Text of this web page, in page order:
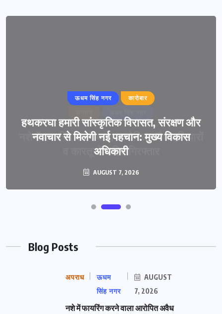
ऊधम सिंह नगर कारोबार
हथकरघा हमारी सांस्कृतिक विरासत, संरक्षण और
नवाचार से मिलेगी नई पहचान: मुख्य विकास
अधिकारी
AUGUST 7, 2026
Blog Posts
अपराध
ऊधम
सिंह नगर
AUGUST
7, 2026
नशे में फायरिंग करने वाला आरोपित अवैध